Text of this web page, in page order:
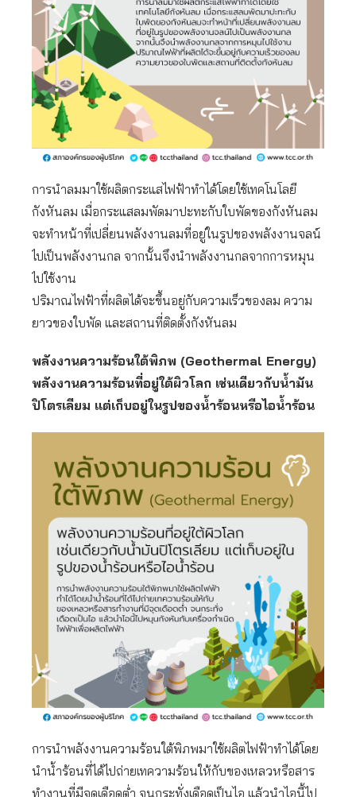
การนำลมมาใช้ผลิตกระแสไฟฟ้าทำได้โดยใช้เทคโนโลยี
กังหันลม เมื่อกระแสลมพัดมาปะทะกับใบพัดของกังหันลม
จะทำหน้าที่เปลี่ยนพลังงานลมที่อยู่ในรูปของพลังงานจลน์
ไปเป็นพลังงานกล จากนั้นจึงนำพลังงานกลจากการหมุน
ไปใช้งาน
ปริมาณไฟฟ้าที่ผลิตได้จะขึ้นอยู่กับความเร็วของลม ความ
ยาวของใบพัด และสถานที่ติดตั้งกังหันลม
พลังงานความร้อนใต้พิภพ (Geothermal Energy)
พลังงานความร้อนที่อยู่ใต้ผิวโลก เช่นเดียวกับน้ำมัน
ปิโตรเลียม แต่เก็บอยู่ในรูปของน้ำร้อนหรือไอน้ำร้อน
การนำพลังงานความร้อนใต้พิภพมาใช้ผลิตไฟฟ้าทำได้โดย
นำน้ำร้อนที่ได้ไปถ่ายเทความร้อนให้กับของเหลวหรือสาร
ทำงานที่มีจุดเดือดต่ำ จนกระทั่งเดือดเป็นไอ แล้วนำไอนี้ไป